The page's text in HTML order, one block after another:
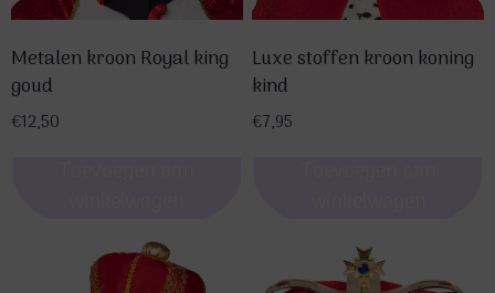
Metalen kroon Royal king
goud
€12,50
Luxe stoffen kroon koning
kind
€7,95